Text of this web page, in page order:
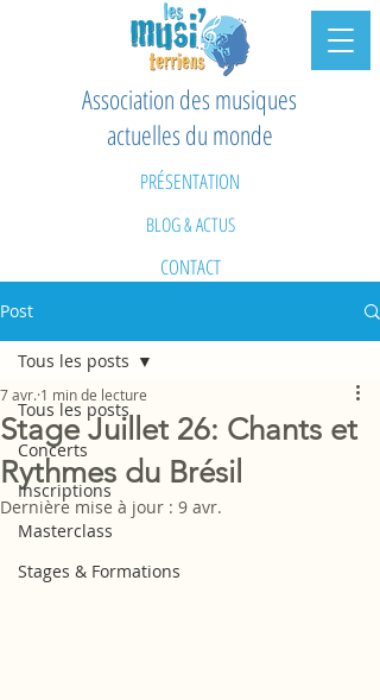
Association des musiques
actuelles du monde
PRÉSENTATION
BLOG & ACTUS
CONTACT
Post
Tous les posts
Concerts
Inscriptions
Masterclass
Stages & Formations
Tous les posts
Stage Juillet 26: Chants et
Rythmes du Brésil
7 avr. 1 min de lecture
Dernière mise à jour : 9 avr.